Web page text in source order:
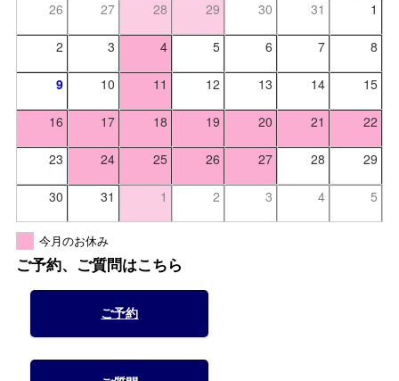
26 27 28 29 30 31 1
2 3 4 5 6 7 8
9 10 11 12 13 14 15
16 17 18 19 20 21 22
23 24 25 26 27 28 29
30 31 1 2 3 4 5
今月のお休み
ご予約、ご質問はこちら
ご予約